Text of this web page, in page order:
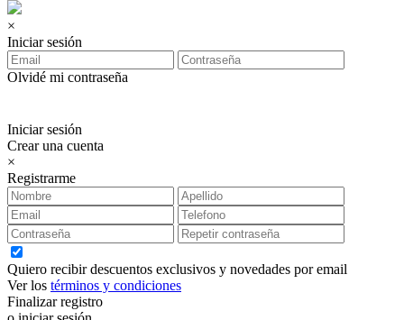
×
Iniciar sesión
Olvidé mi contraseña
Iniciar sesión
Crear una cuenta
×
Registrarme
Quiero recibir descuentos exclusivos y novedades por email
Ver los términos y condiciones
Finalizar registro